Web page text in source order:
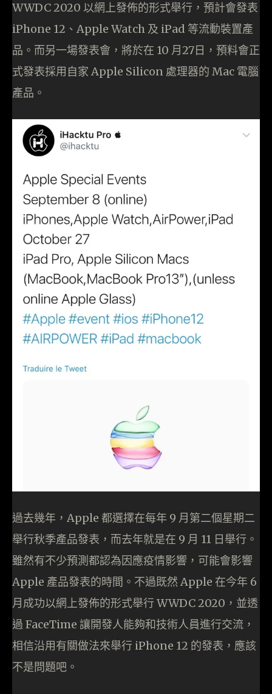
WWDC 2020 以網上發佈的形式舉行，預計會發表
iPhone 12、Apple Watch 及 iPad 等流動裝置產
品。而另一場發表會，將於在 10 月27日，預料會正
式發表採用自家 Apple Silicon 處理器的 Mac 電腦
產品。
過去幾年，Apple 都選擇在每年 9 月第二個星期二
舉行秋季產品發表，而去年就是在 9 月 11 日舉行。
雖然有不少預測都認為因應疫情影響，可能會影響
Apple 產品發表的時間。不過既然 Apple 在今年 6
月成功以網上發佈的形式舉行 WWDC 2020，並透
過 FaceTime 讓開發人能夠和技術人員進行交流，
相信沿用有關做法來舉行 iPhone 12 的發表，應該
不是問題吧。